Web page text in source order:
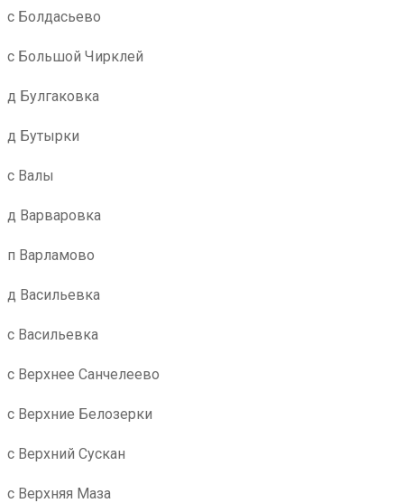
с Болдасьево
с Большой Чирклей
д Булгаковка
д Бутырки
с Валы
д Варваровка
п Варламово
д Васильевка
с Васильевка
с Верхнее Санчелеево
с Верхние Белозерки
с Верхний Сускан
с Верхняя Маза